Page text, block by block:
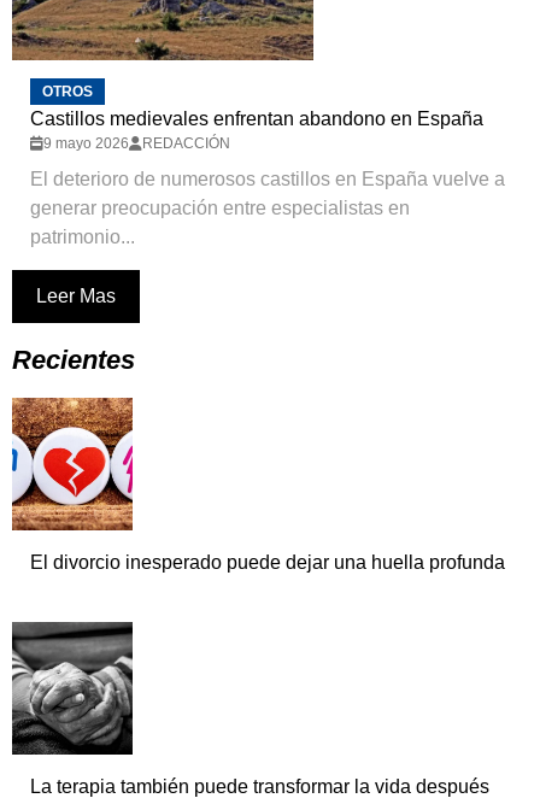
OTROS
Castillos medievales enfrentan abandono en España
9 mayo 2026 REDACCIÓN
El deterioro de numerosos castillos en España vuelve a
generar preocupación entre especialistas en
patrimonio...
Leer Mas
Recientes
El divorcio inesperado puede dejar una huella profunda
La terapia también puede transformar la vida después